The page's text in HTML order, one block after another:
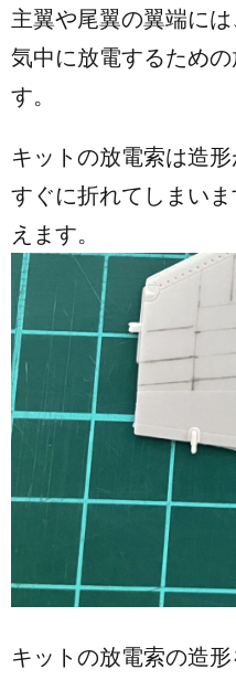
主翼や尾翼の翼端に
気中に放電するため
す。
キットの放電索は造
すぐに折れてしまい
えます。
キットの放電索の造